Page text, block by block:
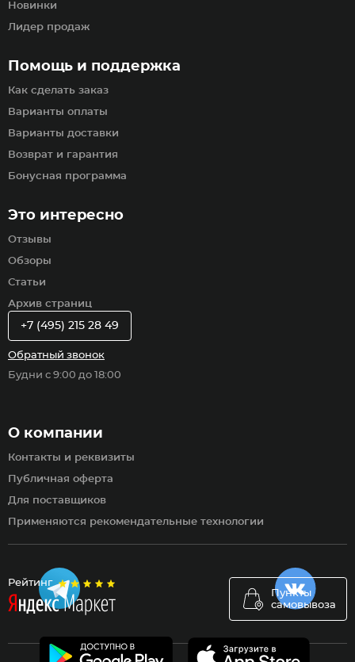
Рейтинг
Пункты
самовывоза
Помощь и поддержка
Как сделать заказ
Варианты оплаты
Варианты доставки
Возврат и гарантия
Бонусная программа
Новинки
Лидер продаж
Это интересно
Отзывы
Обзоры
Статьи
Архив страниц
О компании
Контакты и реквизиты
Публичная оферта
Для поставщиков
Применяются рекомендательные технологии
+7 (495) 215 28 49
Обратный звонок
Будни с 9:00 до 18:00